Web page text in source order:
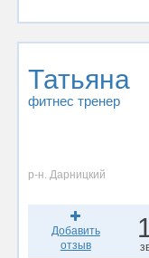
Татьяна
фитнес тренер
р-н. Дарницкий
Добавить
отзыв